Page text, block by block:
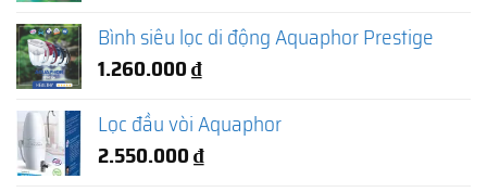
Bình siêu lọc di động Aquaphor Prestige
1.260.000₫
Lọc đầu vòi Aquaphor
2.550.000₫